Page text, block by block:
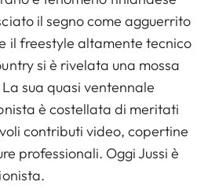
il segno come agguerrito
il freestyle altamente tecnico
si è rivelata una mossa
sua quasi ventennale
è costellata di meritati
contributi video, copertine
professionali. Oggi Jussi è